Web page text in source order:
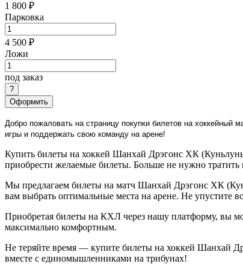
1 800 ₽
Парковка
4 500 ₽
Ложи
под заказ
Оформить
Добро пожаловать на страницу покупки билетов на
игры и поддержать свою команду на арене!
Купить билеты на хоккей Шанхай Дрэгонс ХК
приобрести желаемые билеты. Больше не нужно
Мы предлагаем билеты на матч Шанхай Дрэгонс ХК
вам выбрать оптимальные места на арене. Не упустите
Приобретая билеты на КХЛ через нашу платформу, вы
максимально комфортным.
Не теряйте время — купите билеты на хоккей Шанхай
вместе с единомышленниками на трибунах!